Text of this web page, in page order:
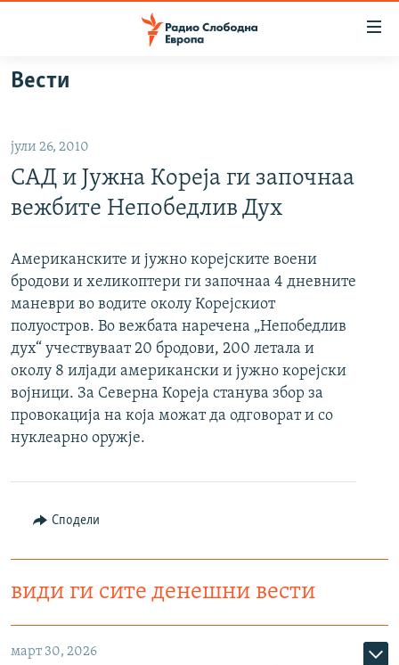
Оди
на
Оди
на
главната
навигација
на
пребарување
ВИЗУЕЛНО
ВЕСТИ
ПРИЈАВИ СЕ ЗА ЊУЗЛЕТЕР
ПОДКАСТ ЗОШТО?
СЛЕДЕТЕ НЕ
РСЕ веб страници
Вести
јули 26, 2010
САД и Јужна Кореја ги започнаа
вежбите Непобедлив Дух
Американските и јужно корејските воени
бродови и хеликоптери ги започнаа 4 дневните
маневри во водите околу Корејскиот
полуостров. Во вежбата наречена „Непобедлив
дух“ учествуваат 20 бродови, 200 летала и
околу 8 илјади американски и јужно корејски
војници. За Северна Кореја станува збор за
провокација на која можат да одговорат и со
нуклеарно оружје.
Сподели
види ги сите денешни вести
март 30, 2026